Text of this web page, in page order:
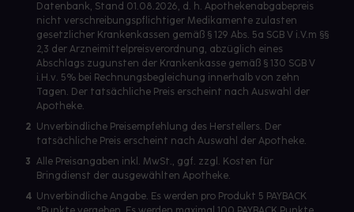
Datenbank, Stand 01.08.2026, d. h. Apothekenabgabepreis
nicht verschreibungspflichtiger Medikamente zulasten
gesetzlicher Krankenkassen gemäß § 129 Abs. 5a SGB V i.V.m §§
2,3 der Arzneimittelpreisverordnung, abzüglich eines
Abschlags zugunsten der Krankenkasse gemäß § 130 SGB V
i.H.v. 5% bei Rechnungsbegleichung innerhalb von zehn
Tagen. Der tatsächliche Preis erscheint nach Auswahl der
Apotheke.
2 Unverbindliche Preisempfehlung des Herstellers. Der
tatsächliche Preis erscheint nach Auswahl der Apotheke.
3 Alle Preisangaben inkl. MwSt., ggf. zzgl. Kosten für
Bringdienst der ausgewählten Apotheke.
4 Unverbindliche Angabe. Es werden pro Produkt 5 PAYBACK